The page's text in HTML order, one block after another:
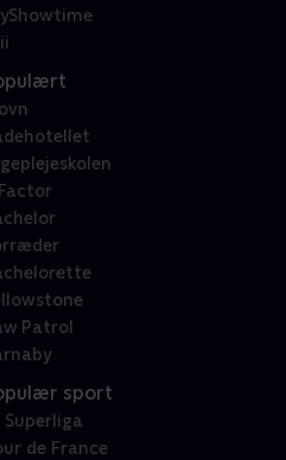
Patrol
sport
Superliga
de France